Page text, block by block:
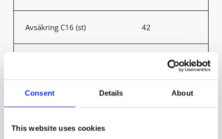
Consent Details About
This website uses cookies
Avsäkring C16 (st) 42
-30°C - +50°C
Max TC° 100 000h